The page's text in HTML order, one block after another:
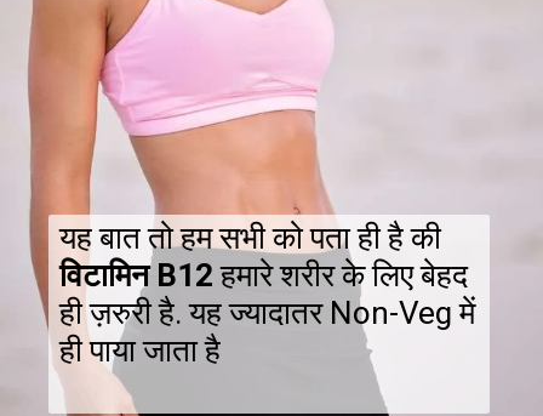
यह बात तो हम सभी को पता ही है की
विटामिन B12 हमारे शरीर के लिए बेहद
ही ज़रुरी है. यह ज्यादातर Non-Veg में
ही पाया जाता है